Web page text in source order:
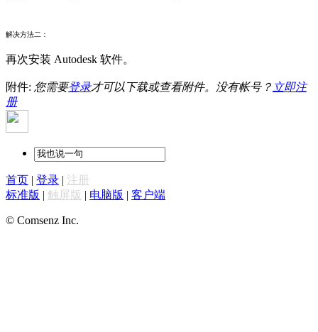
解决方法二：
再次安装 Autodesk 软件。
附件: 您需要登录才可以下载或查看附件。没有帐号？ 立即注
册
首页 | 登录 | 注册
标准版 | 触屏版 | 电脑版 | 客户端
© Comsenz Inc.